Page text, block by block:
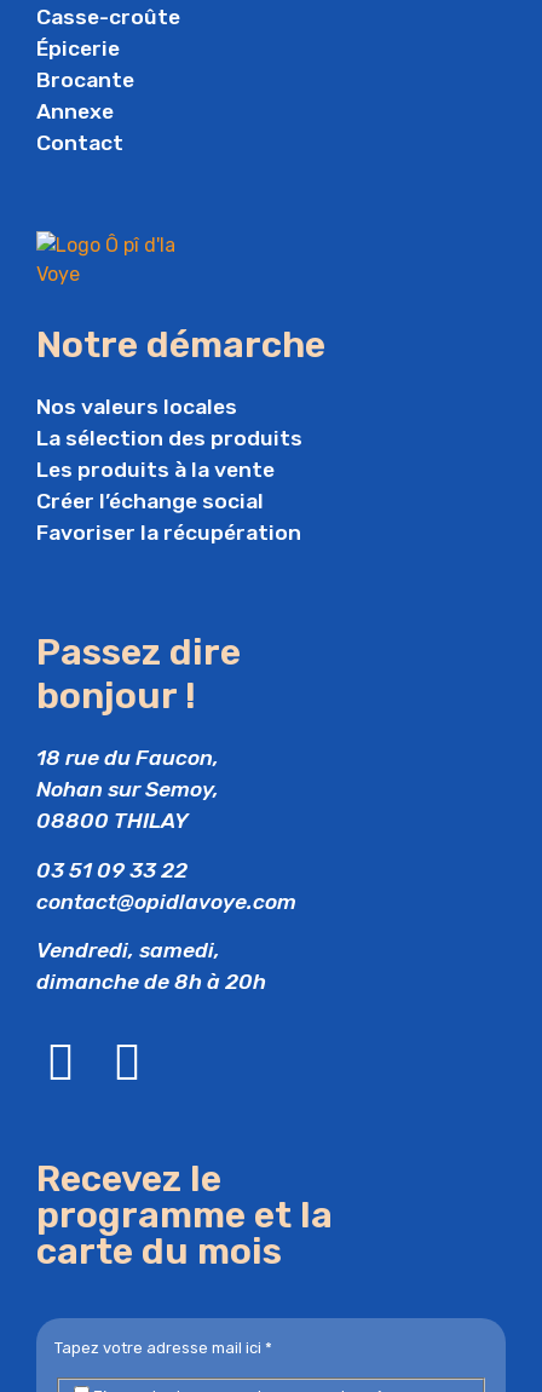
Casse-croûte
Épicerie
Brocante
Annexe
Contact
Notre démarche
Nos valeurs locales
La sélection des produits
Les produits à la vente
Créer l’échange social
Favoriser la récupération
Passez dire
bonjour !
18 rue du Faucon,
Nohan sur Semoy,
08800 THILAY
03 51 09 33 22
contact@opidlavoye.com
Vendredi, samedi,
dimanche de 8h à 20h
Recevez le
programme et la
carte du mois